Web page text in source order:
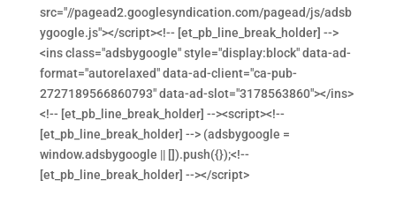
src="//pagead2.googlesyndication.com/pagead/js/adsb
ygoogle.js"></script><!-- [et_pb_line_break_holder] -->
<ins class="adsbygoogle" style="display:block" data-ad-
format="autorelaxed" data-ad-client="ca-pub-
2727189566860793" data-ad-slot="3178563860"></ins>
<!-- [et_pb_line_break_holder] --><script><!--
[et_pb_line_break_holder] --> (adsbygoogle =
window.adsbygoogle || []).push({});<!--
[et_pb_line_break_holder] --></script>